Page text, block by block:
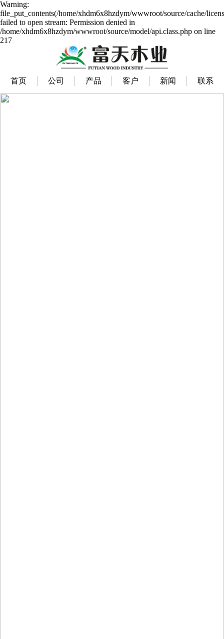
Warning:
file_put_contents(/home/xhdm6x8hzdym/wwwroot/source/cache/
failed to open stream: Permission denied in
/home/xhdm6x8hzdym/wwwroot/source/model/api.class.php on line
217
首页 公司 产品 客户 新闻 联系